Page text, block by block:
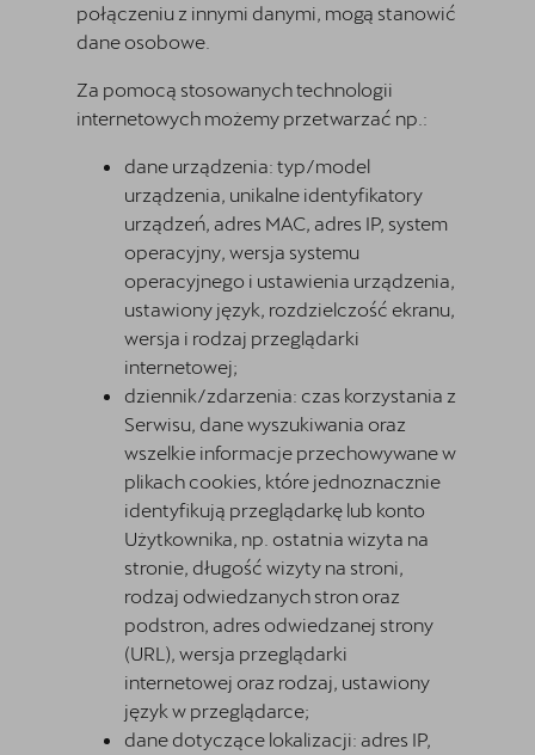
połączeniu z innymi danymi, mogą stanowić
dane osobowe.
Za pomocą stosowanych technologii
internetowych możemy przetwarzać np.:
dane urządzenia: typ/model
urządzenia, unikalne identyfikatory
urządzeń, adres MAC, adres IP, system
operacyjny, wersja systemu
operacyjnego i ustawienia urządzenia,
ustawiony język, rozdzielczość ekranu,
wersja i rodzaj przeglądarki
internetowej;
dziennik/zdarzenia: czas korzystania z
Serwisu, dane wyszukiwania oraz
wszelkie informacje przechowywane w
plikach cookies, które jednoznacznie
identyfikują przeglądarkę lub konto
Użytkownika, np. ostatnia wizyta na
stronie, długość wizyty na stroni,
rodzaj odwiedzanych stron oraz
podstron, adres odwiedzanej strony
(URL), wersja przeglądarki
internetowej oraz rodzaj, ustawiony
język w przeglądarce;
dane dotyczące lokalizacji: adres IP,